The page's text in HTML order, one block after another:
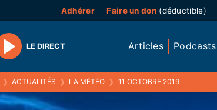
Adhérer Faire un don(déductible)
Play
LE DIRECT Articles Podcasts
❯ ACTUALITÉS ❯ LA MÉTÉO ❯ 11 OCTOBRE 2019